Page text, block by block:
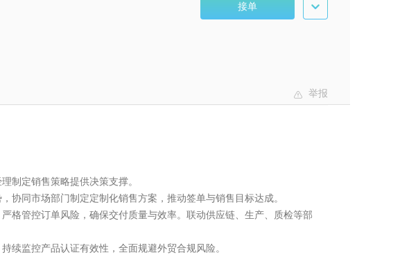
接单
制定销售策略提供决策支撑。
协同市场部门制定定制化销售方案，推动签单与销售目标达成。
格管控订单风险，确保交付质量与效率。联动供应链、生产、质检等部
续监控产品认证有效性，全面规避外贸合规风险。
举报